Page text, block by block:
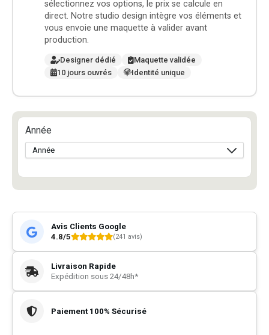
sélectionnez vos options, le prix se calcule en
direct. Notre studio design intègre vos éléments et
vous envoie une maquette à valider avant
production.
Designer dédié
Maquette validée
10 jours ouvrés
Identité unique
Année
Avis Clients Google
4.8/5
(241 avis)
Livraison Rapide
Expédition sous 24/48h*
Paiement 100% Sécurisé